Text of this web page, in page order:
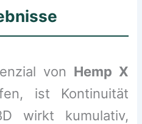
von Hemp X
ist Kontinuität
wirkt kumulativ,